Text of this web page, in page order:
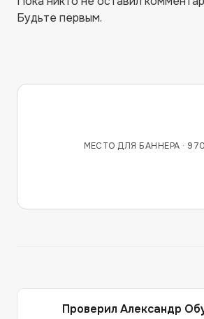
Будьте первым.
МЕСТО ДЛЯ БАННЕРА ·
Проверил Александр